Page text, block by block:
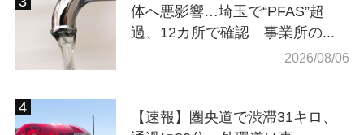
体へ悪影響…埼玉で“PFAS”超
過、12カ所で確認 事業所の...
2026/08/06
【速報】圏央道で渋滞31キロ、